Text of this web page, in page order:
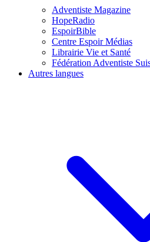
Adventiste Magazine
HopeRadio
EspoirBible
Centre Espoir Médias
Librairie Vie et Santé
Fédération Adventiste
Autres langues